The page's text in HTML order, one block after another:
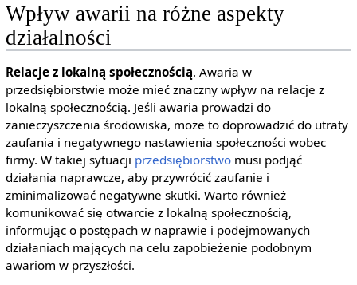
Wpływ awarii na różne aspekty
działalności
Relacje z lokalną społecznością. Awaria w
przedsiębiorstwie może mieć znaczny wpływ na relacje z
lokalną społecznością. Jeśli awaria prowadzi do
zanieczyszczenia środowiska, może to doprowadzić do utraty
zaufania i negatywnego nastawienia społeczności wobec
firmy. W takiej sytuacji przedsiębiorstwomusi podjąć
działania naprawcze, aby przywrócić zaufanie i
zminimalizować negatywne skutki. Warto również
komunikować się otwarcie z lokalną społecznością,
informując o postępach w naprawie i podejmowanych
działaniach mających na celu zapobieżenie podobnym
awariom w przyszłości.